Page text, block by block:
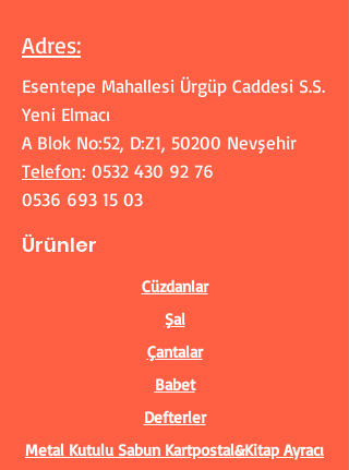
Adres:
Esentepe Mahallesi Ürgüp Caddesi S.S.
Yeni Elmacı
A Blok No:52, D:Z1, 50200 Nevşehir
Telefon: 0532 430 92 76
0536 693 15 03
Ürünler
Cüzdanlar
Şal
Çantalar
Babet
Defterler
Metal Kutulu Sabun Kartpostal&Kitap Ayracı